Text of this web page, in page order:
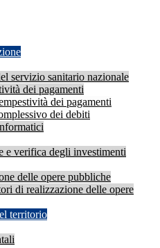
servizio sanitario nazionale
dei pagamenti
dei pagamenti
dei debiti
e verifica degli investimenti
delle opere pubbliche
di realizzazione delle opere
territorio